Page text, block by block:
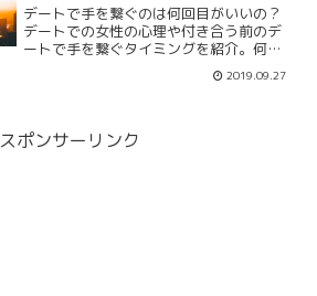
デートで手を繋ぐのは何回目がいいの？
デートでの女性の心理や付き合う前のデ
ートで手を繋ぐタイミングを紹介。何回
目のデートで手を繋げば良いのか、そも
そも付き合う前に手を繋いでもいいので
も。
2019.09.27
スポンサーリンク